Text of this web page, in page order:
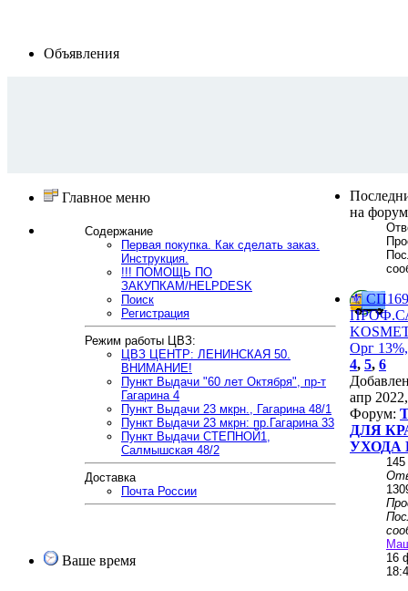
Объявления
Главное меню
Содержание
Первая покупка. Как сделать заказ.
Инструкция.
!!! ПОМОЩЬ ПО
ЗАКУПКАМ/HELPDESK
Поиск
Регистрация
Режим работы ЦВЗ:
ЦВЗ ЦЕНТР: ЛЕНИНСКАЯ 50.
ВНИМАНИЕ!
Пункт Выдачи "60 лет Октября", пр-т
Гагарина 4
Пункт Выдачи 23 мкрн., Гагарина 48/1
Пункт Выдачи 23 мкрн: пр.Гагарина 33
Пункт Выдачи СТЕПНОЙ1,
Салмышская 48/2
Доставка
Почта России
Ваше время
на
⚜️
Орг
4, 5, 6
апр
Форум:
ДЛЯ
УХОДА
145
16